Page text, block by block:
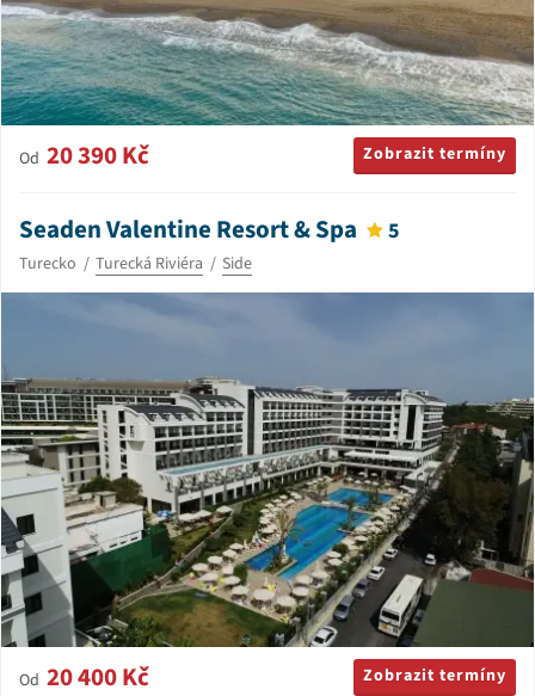
Od 20 390 Kč Zobrazit termíny
Seaden Valentine Resort & Spa 5
Turecko Turecká Riviéra Side
Od 20 400 Kč Zobrazit termíny